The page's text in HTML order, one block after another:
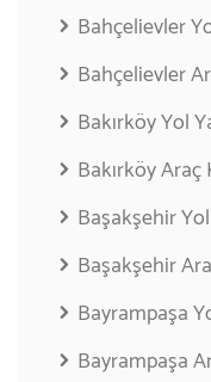
Bahçelievler
Bahçelievler
Bakırköy Yol
Bakırköy
Başakşehir
Başakşehir
Bayrampaşa
Bayrampaşa